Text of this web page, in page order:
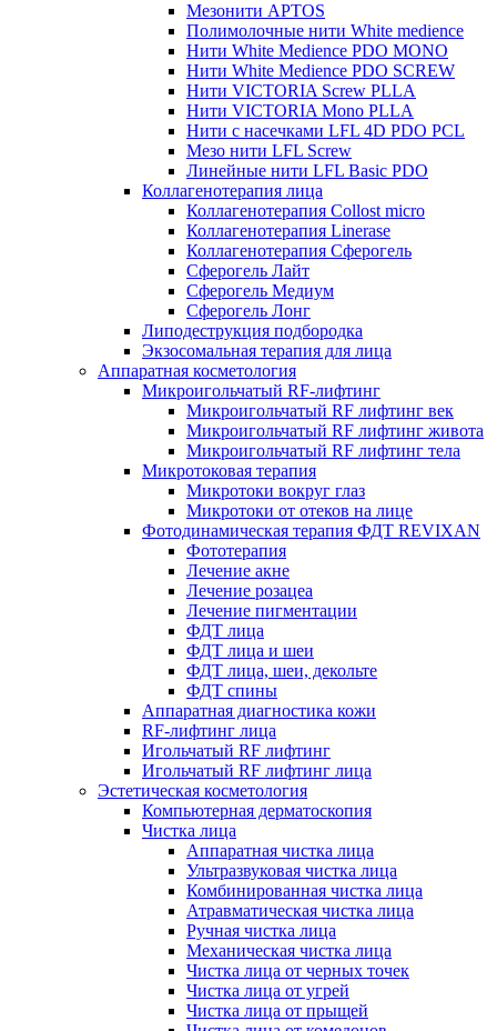
Мезонити APTOS
Полимолочные нити White medience
Нити White Medience PDO MONO
Нити White Medience PDO SCREW
Нити VICTORIA Screw PLLA
Нити VICTORIA Mono PLLA
Нити с насечками LFL 4D PDO PCL
Мезо нити LFL Screw
Линейные нити LFL Basic PDO
Коллагенотерапия лица
Коллагенотерапия Collost micro
Коллагенотерапия Linerase
Коллагенотерапия Сферогель
Сферогель Лайт
Сферогель Медиум
Сферогель Лонг
Липодеструкция подбородка
Экзосомальная терапия для лица
Аппаратная косметология
Микроигольчатый RF-лифтинг
Микроигольчатый RF лифтинг век
Микроигольчатый RF лифтинг живота
Микроигольчатый RF лифтинг тела
Микротоковая терапия
Микротоки вокруг глаз
Микротоки от отеков на лице
Фотодинамическая терапия ФДТ REVIXAN
Фототерапия
Лечение акне
Лечение розацеа
Лечение пигментации
ФДТ лица
ФДТ лица и шеи
ФДТ лица, шеи, декольте
ФДТ спины
Аппаратная диагностика кожи
RF-лифтинг лица
Игольчатый RF лифтинг
Игольчатый RF лифтинг лица
Эстетическая косметология
Компьютерная дерматоскопия
Чистка лица
Аппаратная чистка лица
Ультразвуковая чистка лица
Комбинированная чистка лица
Атравматическая чистка лица
Ручная чистка лица
Механическая чистка лица
Чистка лица от черных точек
Чистка лица от угрей
Чистка лица от прыщей